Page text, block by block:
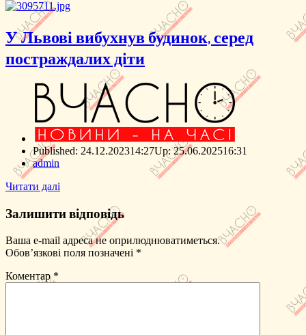
У Львові вибухнув будинок, серед
постраждалих діти
Published: 24.12.202314:27Up: 25.06.202516:31
Author
admin
Читати далі
Залишити відповідь
Ваша e-mail адреса не оприлюднюватиметься.
Обов’язкові поля позначені *
Коментар *